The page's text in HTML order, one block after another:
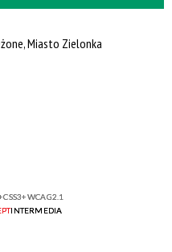
Miasto Zielonka
CSS3+WCAG 2.1
INTERMEDIA